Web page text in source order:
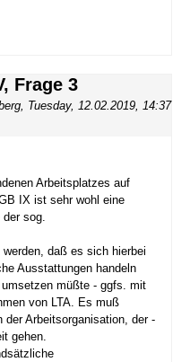
Frage 3
Tuesday, 12.02.2019, 14:37
Arbeitsplatzes auf
IX ist sehr wohl eine
sog.
daß es sich hierbei
Ausstattungen handeln
müßte - ggfs. mit
von LTA. Es muß
Arbeitsorganisation, der -
gehen.